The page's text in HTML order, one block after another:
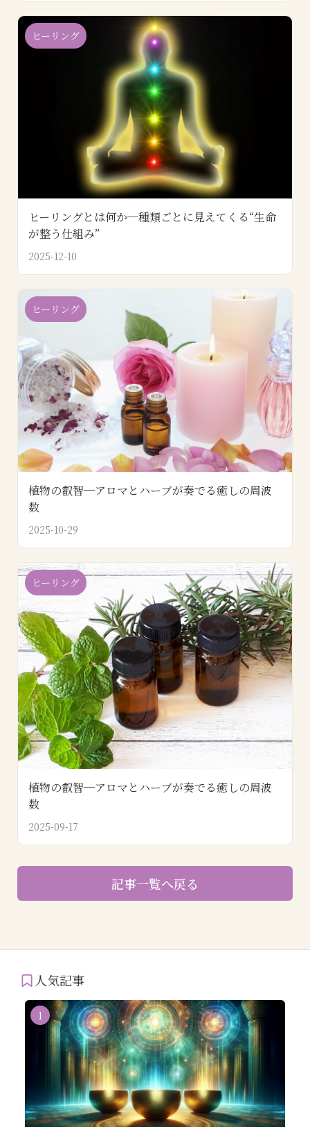
ヒーリング
ヒーリングとは何か─種類ごとに見えてくる“生命
が整う仕組み”
2025-12-10
ヒーリング
植物の叡智─アロマとハーブが奏でる癒しの周波
数
2025-10-29
ヒーリング
植物の叡智─アロマとハーブが奏でる癒しの周波
数
2025-09-17
記事一覧へ戻る
人気記事
1